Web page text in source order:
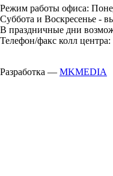
Режим работы офиса:
Суббота и Воскресенье -
В праздничные дни
Телефон/факс колл
Разработка — MKMEDIA